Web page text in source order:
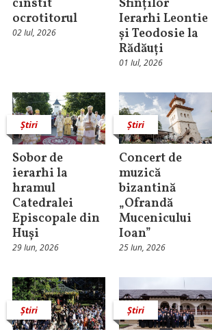
cinstit
ocrotitorul
02 Iul, 2026
Sfinților
Ierarhi Leontie
și Teodosie la
Rădăuți
01 Iul, 2026
Știri
Sobor de
ierarhi la
hramul
Catedralei
Episcopale din
Huși
29 Iun, 2026
Știri
Concert de
muzică
bizantină
„Ofrandă
Mucenicului
Ioan”
25 Iun, 2026
Știri Știri